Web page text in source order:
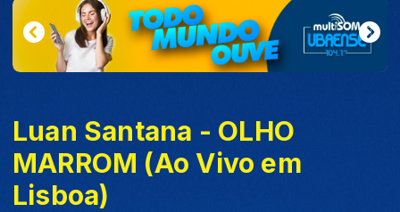
Luan Santana - OLHO
MARROM (Ao Vivo em
Lisboa)